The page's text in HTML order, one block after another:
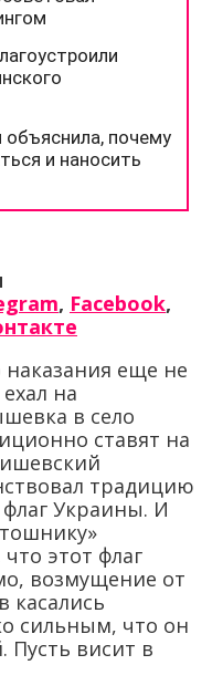
, Facebook,
наказания еще не
на
в село
ставят на
традицию
Украины. И
этот флаг
возмущение от
касались
сильным, что он
Пусть висит в